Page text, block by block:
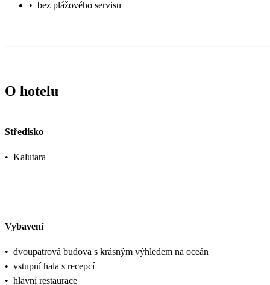
• bez plážového servisu
O hotelu
Středisko
• Kalutara
Vybavení
• dvoupatrová budova s krásným výhledem na oceán
• vstupní hala s recepcí
• hlavní restaurace